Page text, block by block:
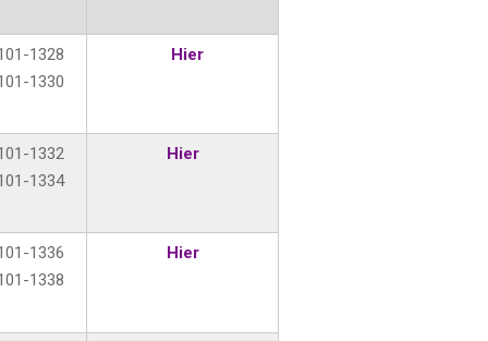
1328
1330
Hier
1332
1334
Hier
1336
1338
Hier